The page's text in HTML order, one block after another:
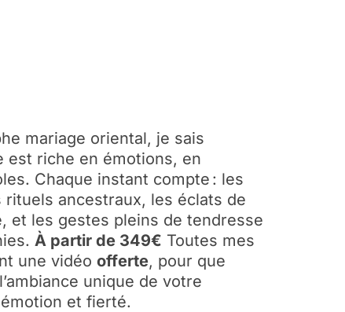
mariage oriental, je sais
est riche en émotions, en
Chaque instant compte : les
rituels ancestraux, les éclats de
et les gestes pleins de tendresse
À partir de 349€ Toutes mes
une vidéo offerte, pour que
unique de votre
et fierté.